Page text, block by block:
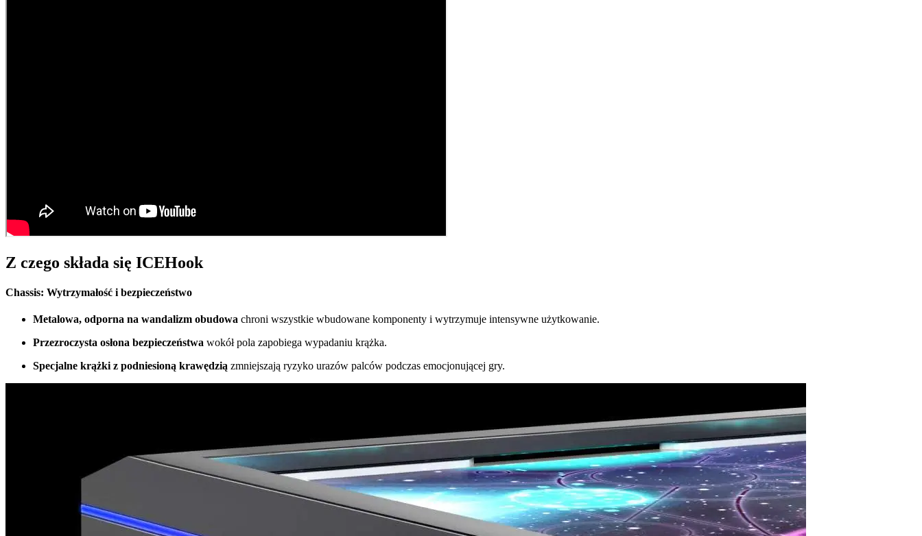
Z czego składa się ICEHook
Chassis: Wytrzymałość i bezpieczeństwo
Metalowa, odporna na wandalizm obudowa chroni wszystkie wbudowane komponenty i wytrzymuje intensywne użytkowanie.
Przezroczysta osłona bezpieczeństwa wokół pola zapobiega wypadaniu krążka.
Specjalne krążki z podniesioną krawędzią zmniejszają ryzyko urazów palców podczas emocjonującej gry.